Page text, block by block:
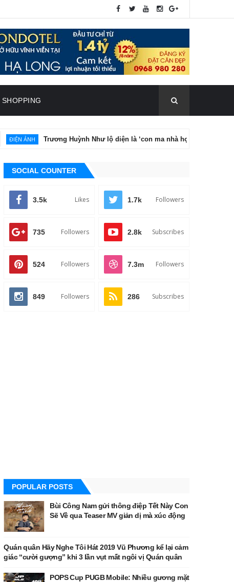
SHOPPING
Trương Huỳnh Như lộ diện là ‘con ma nhà họ Hứa’ trong phim kinh dị
SOCIAL COUNTER
3.5k Likes 1.7k Followers
735 Followers 2.8k Subscribes
524 Followers 7.3m Followers
849 Followers 286 Subscribes
POPULAR POSTS
Bùi Công Nam gửi thông điệp Tết Này Con
Sẽ Về qua Teaser MV giản dị mà xúc động
Quán quân Hãy Nghe Tôi Hát 2019 Vũ Phương kể lại cảm
giác “cười gượng” khi 3 lần vụt mất ngôi vị Quán quân
POPS Cup PUGB Mobile: Nhiều gương mặt